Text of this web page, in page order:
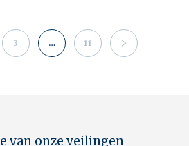
3 … 11
van onze veilingen